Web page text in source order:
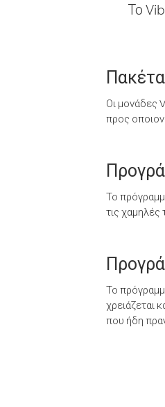
Το
Οι μονάδες
προς
Το
τις χαμηλές
Το
χρειάζεται
που ήδη